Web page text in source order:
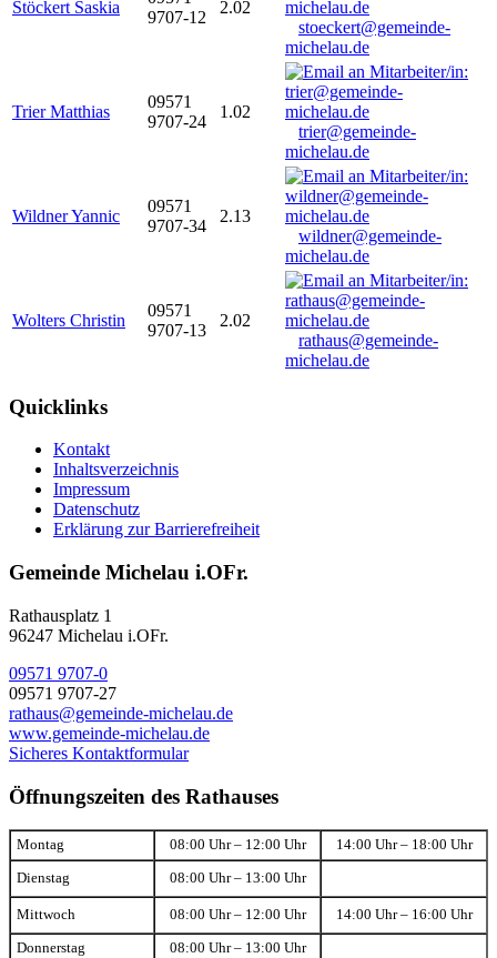
Stöckert Saskia
9707-12
2.02
stoeckert@gemeinde-
michelau.de
Trier Matthias
09571
9707-24
1.02
trier@gemeinde-
michelau.de
Wildner Yannic
09571
9707-34
2.13
wildner@gemeinde-
michelau.de
Wolters Christin
09571
9707-13
2.02
rathaus@gemeinde-
michelau.de
Quicklinks
Kontakt
Inhaltsverzeichnis
Impressum
Datenschutz
Erklärung zur Barrierefreiheit
Gemeinde Michelau i.OFr.
Rathausplatz 1
96247 Michelau i.OFr.
09571 9707-0
09571 9707-27
rathaus@gemeinde-michelau.de
www.gemeinde-michelau.de
Sicheres Kontaktformular
Öffnungszeiten des Rathauses
Montag 08:00 Uhr – 12:00 Uhr 14:00 Uhr – 18:00 Uhr
Dienstag 08:00 Uhr – 13:00 Uhr
Mittwoch 08:00 Uhr – 12:00 Uhr 14:00 Uhr – 16:00 Uhr
Donnerstag 08:00 Uhr – 13:00 Uhr